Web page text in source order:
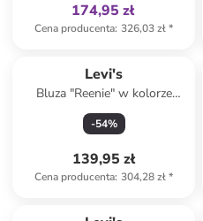
174,95 zł
Cena producenta: 326,03 zł*
Levi's
Bluza "Reenie" w kolorze
zielono-błękitnym
-54%
139,95 zł
Cena producenta: 304,28 zł*